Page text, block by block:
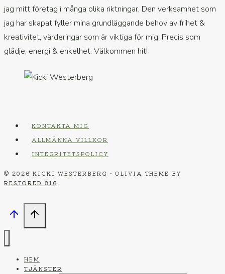
jag mitt företag i många olika riktningar, Den verksamhet som
jag har skapat fyller mina grundläggande behov av frihet &
kreativitet, värderingar som är viktiga för mig. Precis som
glädje, energi & enkelhet. Välkommen hit!
KONTAKTA MIG
ALLMÄNNA VILLKOR
INTEGRITETSPOLICY
© 2026 KICKI WESTERBERG • OLIVIA THEME BY
RESTORED 316
HEM
TJÄNSTER